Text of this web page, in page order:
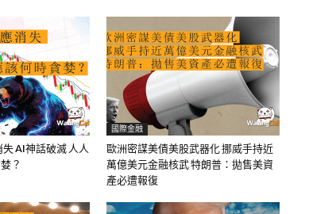
AI神話破滅 人人
？
國際金融
歐洲密謀美債美股武器化 挪威手持近
萬億美元金融核武 特朗普：拋售美資
產必遭報復